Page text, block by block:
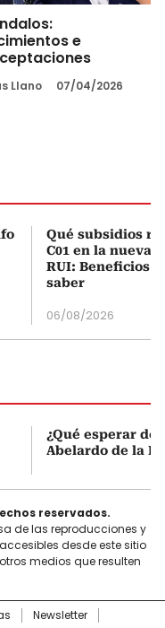
e
Llano 07/04/2026
Qué subsidios
C01 en la nueva
RUI: Beneficios
saber
06/08/2026
¿Qué esperar de
Abelardo de la
reservados.
de las reproducciones y
desde este sitio
medios que resulten
Newsletter